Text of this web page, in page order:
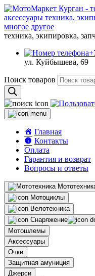
техника, экипировка,
ул. Куйбышева, 69
Поиск товаров
Главная
Контакты
Оплата
Гарантия и возврат
Вопросы и ответы
Мотоциклы
Велотехника
Снаряжение
Мотошлемы
Аксессуары
Очки
Защитная амуниция
Джерси